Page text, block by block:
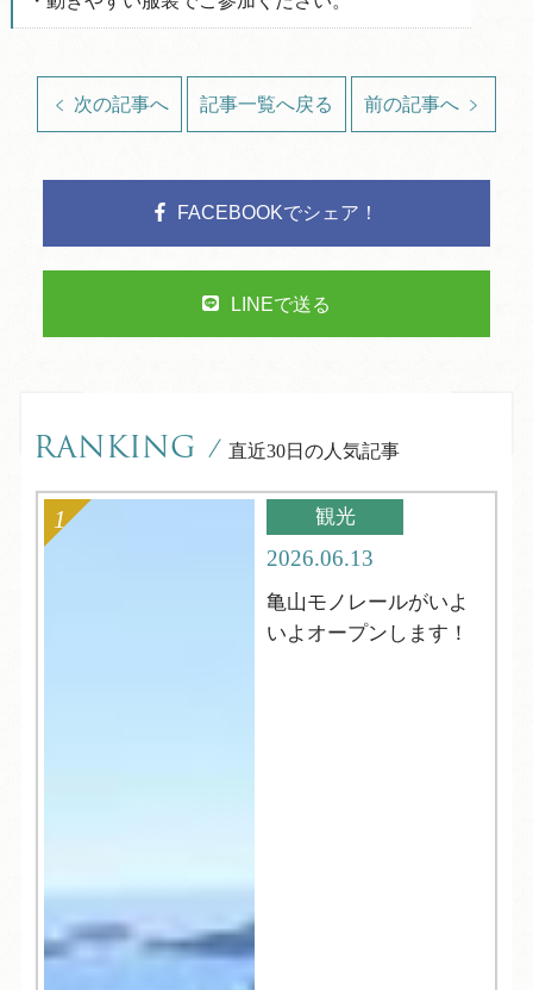
次の記事へ 記事一覧へ戻る 前の記事へ
FACEBOOKでシェア！
LINEで送る
RANKING / 直近30日の人気記事
観光
2026.06.13
亀山モノレールがいよ
いよオープンします！